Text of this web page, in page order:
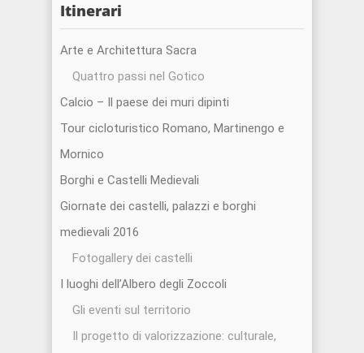
Itinerari
Arte e Architettura Sacra
Quattro passi nel Gotico
Calcio – Il paese dei muri dipinti
Tour cicloturistico Romano, Martinengo e
Mornico
Borghi e Castelli Medievali
Giornate dei castelli, palazzi e borghi
medievali 2016
Fotogallery dei castelli
I luoghi dell’Albero degli Zoccoli
Gli eventi sul territorio
Il progetto di valorizzazione: culturale,